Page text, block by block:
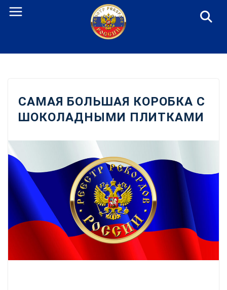
Перейти
САМАЯ БОЛЬШАЯ КОРОБКА С
ШОКОЛАДНЫМИ ПЛИТКАМИ